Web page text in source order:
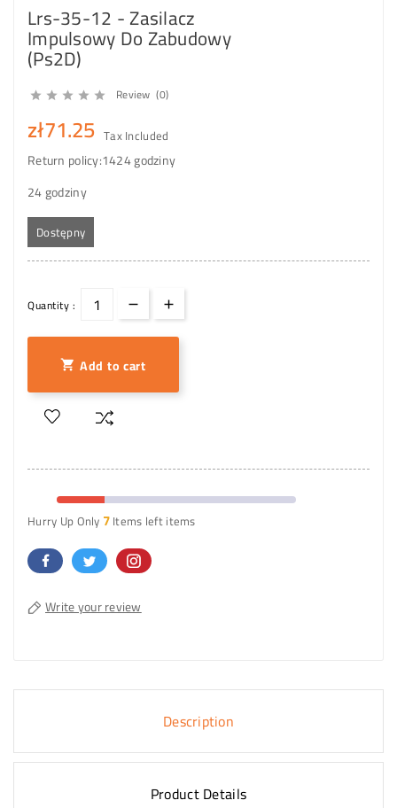
Lrs-35-12 - Zasilacz
Impulsowy Do Zabudowy
(Ps2D)
     Review (0)
zł71.25 Tax Included
Return policy:1424 godziny
24 godziny
Dostępny
Quantity :
 Add to cart
Hurry Up Only 7Items left items
Write your review
Description
Product Details